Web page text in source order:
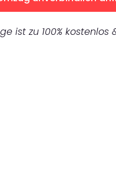
ist zu 100% kostenlos